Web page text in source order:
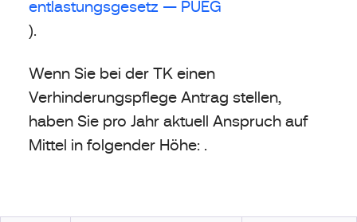
entlastungsgesetz — PUEG
).
Wenn Sie bei der TK einen
Verhinderungspflege Antrag stellen,
haben Sie pro Jahr aktuell Anspruch auf
Mittel in folgender Höhe: .